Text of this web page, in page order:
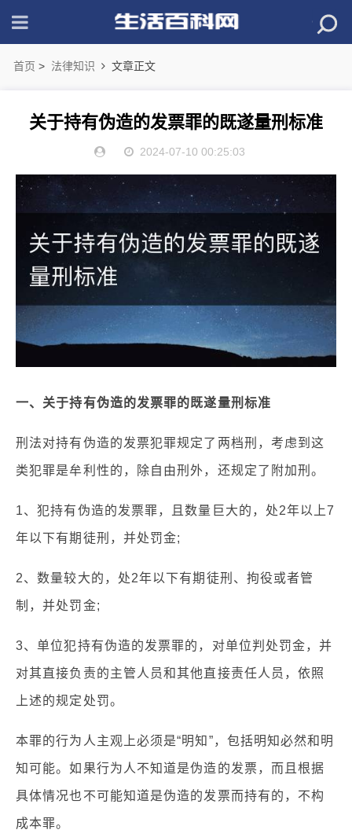
首页 > 法律知识 文章正文
关于持有伪造的发票罪的既遂量刑标准
2024-07-10 00:25:03
一、关于持有伪造的发票罪的既遂量刑标准
刑法对持有伪造的发票犯罪规定了两档刑，考虑到这
类犯罪是牟利性的，除自由刑外，还规定了附加刑。
1、犯持有伪造的发票罪，且数量巨大的，处2年以上7
年以下有期徒刑，并处罚金;
2、数量较大的，处2年以下有期徒刑、拘役或者管
制，并处罚金;
3、单位犯持有伪造的发票罪的，对单位判处罚金，并
对其直接负责的主管人员和其他直接责任人员，依照
上述的规定处罚。
本罪的行为人主观上必须是“明知”，包括明知必然和明
知可能。如果行为人不知道是伪造的发票，而且根据
具体情况也不可能知道是伪造的发票而持有的，不构
成本罪。